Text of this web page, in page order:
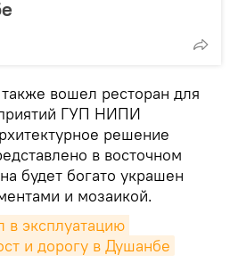
вошел ресторан для
ГУП НИПИ
решение
в восточном
будет богато украшен
и мозаикой.
в эксплуатацию
и дорогу в Душанбе